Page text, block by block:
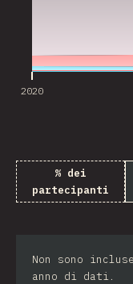
2020
% dei
partecipanti
Non sono
anno di dati.